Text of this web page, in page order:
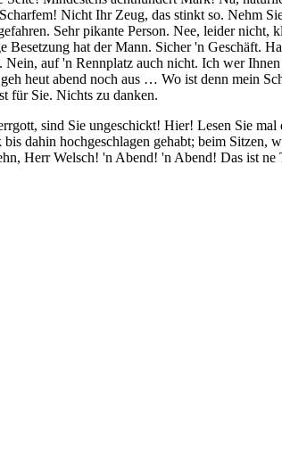
Nicht Ihr Zeug, das stinkt so. Nehm
Sehr pikante Person. Nee, leider nicht,
hat der Mann. Sicher 'n Geschäft.
auf 'n Rennplatz auch nicht. Ich wer
heut abend noch aus … Wo ist denn mein
für Sie. Nichts zu danken.
sind Sie ungeschickt! Hier! Lesen Sie
dahin hochgeschlagen gehabt; beim
Herr Welsch! 'n Abend! 'n Abend! Das ist